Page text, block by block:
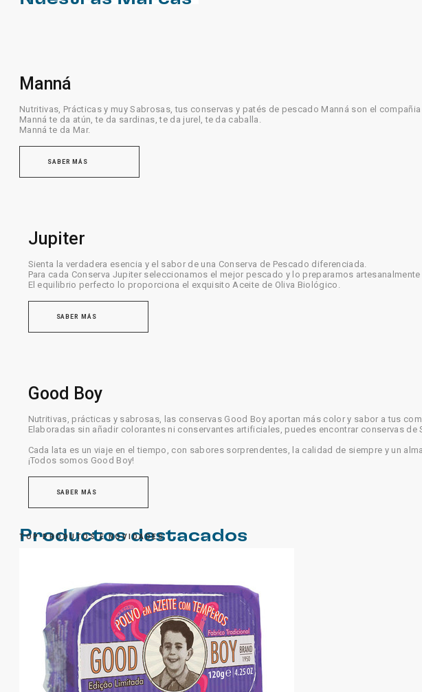
Manná
Nutritivas, Prácticas y muy Sabrosas, tus conservas y patés de pescado Manná son el
Manná te da atún, te da sardinas, te da jurel, te da caballa.
Manná te da Mar.
SABER MÁS
Jupiter
Sienta la verdadera esencia y el sabor de una Conserva de Pescado diferenciada.
Para cada Conserva Jupiter seleccionamos el mejor pescado y lo preparamos
El equilibrio perfecto lo proporciona el exquisito Aceite de Oliva Biológico.
SABER MÁS
Good Boy
Nutritivas, prácticas y sabrosas, las conservas Good Boy aportan más color y sabor a tus
Elaboradas sin añadir colorantes ni conservantes artificiales, puedes encontrar conservas de
Cada lata es un viaje en el tiempo, con sabores sorprendentes, la calidad de siempre y un
¡Todos somos Good Boy!
SABER MÁS
Productos destacados
TOP PRODUTOS E NOVIDADES